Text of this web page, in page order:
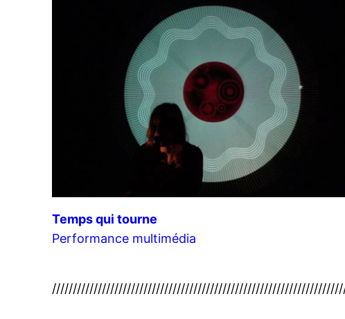
Temps qui tourne
Performance multimédia